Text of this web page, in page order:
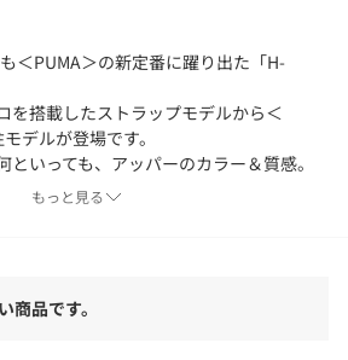
＜PUMA＞の新定番に躍り出た「H-
を搭載したストラップモデルから＜
デルが登場です。
いっても、アッパーのカラー＆質感。
＞らしい都会的な雰囲気に
に。
もっと見る
商品です。